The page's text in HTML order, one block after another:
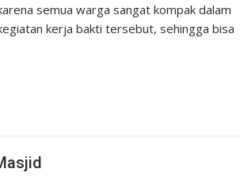
semua warga sangat kompak dalam
kerja bakti tersebut, sehingga bisa